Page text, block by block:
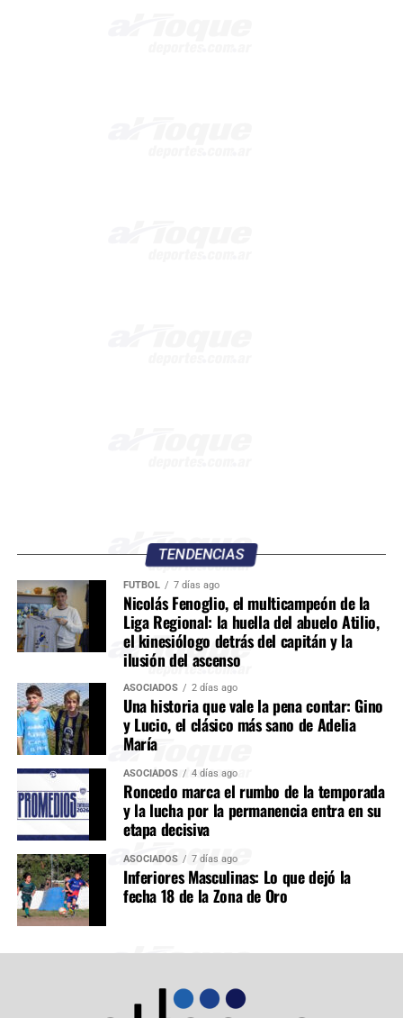
TENDENCIAS
FÚTBOL 7 días ago
Nicolás Fenoglio, el multicampeón de la
Liga Regional: la huella del abuelo Atilio,
el kinesiólogo detrás del capitán y la
ilusión del ascenso
ASOCIADOS 2 días ago
Una historia que vale la pena contar: Gino
y Lucio, el clásico más sano de Adelia
María
ASOCIADOS 4 días ago
Roncedo marca el rumbo de la temporada
y la lucha por la permanencia entra en su
etapa decisiva
ASOCIADOS 7 días ago
Inferiores Masculinas: Lo que dejó la
fecha 18 de la Zona de Oro